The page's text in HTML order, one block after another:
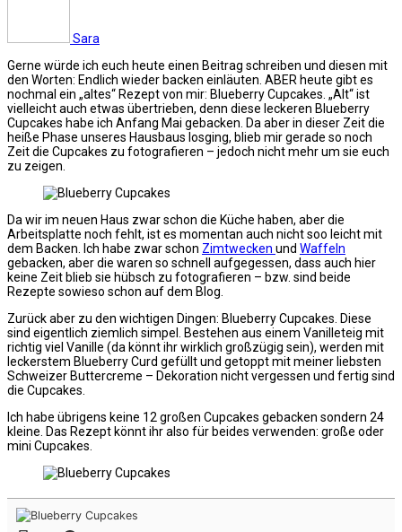
Sara
Gerne würde ich euch heute einen Beitrag schreiben und diesen mit
den Worten: Endlich wieder backen einläuten. ABER heute gibt es
nochmal ein „altes“ Rezept von mir: Blueberry Cupcakes. „Alt“ ist
vielleicht auch etwas übertrieben, denn diese leckeren Blueberry
Cupcakes habe ich Anfang Mai gebacken. Da aber in dieser Zeit die
heiße Phase unseres Hausbaus losging, blieb mir gerade so noch
Zeit die Cupcakes zu fotografieren – jedoch nicht mehr um sie euch
zu zeigen.
Da wir im neuen Haus zwar schon die Küche haben, aber die
Arbeitsplatte noch fehlt, ist es momentan auch nicht soo leicht mit
dem Backen. Ich habe zwar schon Zimtwecken und Waffeln
gebacken, aber die waren so schnell aufgegessen, dass auch hier
keine Zeit blieb sie hübsch zu fotografieren – bzw. sind beide
Rezepte sowieso schon auf dem Blog.
Zurück aber zu den wichtigen Dingen: Blueberry Cupcakes. Diese
sind eigentlich ziemlich simpel. Bestehen aus einem Vanilleteig mit
richtig viel Vanille (da könnt ihr wirklich großzügig sein), werden mit
leckerstem Blueberry Curd gefüllt und getoppt mit meiner liebsten
Schweizer Buttercreme – Dekoration nicht vergessen und fertig sind
die Cupcakes.
Ich habe übrigens keine 12 großen Cupcakes gebacken sondern 24
kleine. Das Rezept könnt ihr also für beides verwenden: große oder
mini Cupcakes.